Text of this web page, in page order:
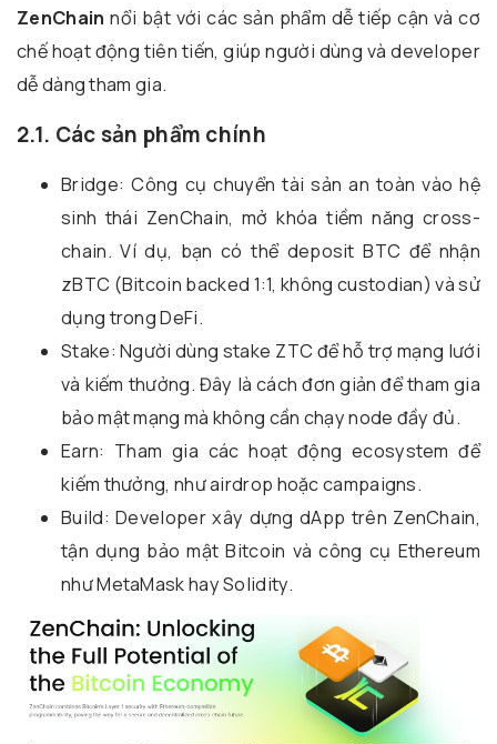
ZenChain nổi bật với các sản phẩm dễ tiếp cận và cơ
chế hoạt động tiên tiến, giúp người dùng và developer
dễ dàng tham gia.
2.1. Các sản phẩm chính
Bridge: Công cụ chuyển tài sản an toàn vào hệ
sinh thái ZenChain, mở khóa tiềm năng cross-
chain. Ví dụ, bạn có thể deposit BTC để nhận
zBTC (Bitcoin backed 1:1, không custodian) và sử
dụng trong DeFi.
Stake: Người dùng stake ZTC để hỗ trợ mạng lưới
và kiếm thưởng. Đây là cách đơn giản để tham gia
bảo mật mạng mà không cần chạy node đầy đủ.
Earn: Tham gia các hoạt động ecosystem để
kiếm thưởng, như airdrop hoặc campaigns.
Build: Developer xây dựng dApp trên ZenChain,
tận dụng bảo mật Bitcoin và công cụ Ethereum
như MetaMask hay Solidity.